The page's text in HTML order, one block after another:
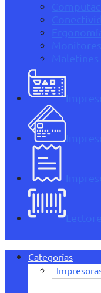
Monitores
Maletines
Categorías